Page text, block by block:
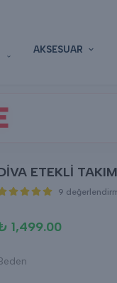
AKSESUAR
ETEKLİ TAKIM
9
1,499.00